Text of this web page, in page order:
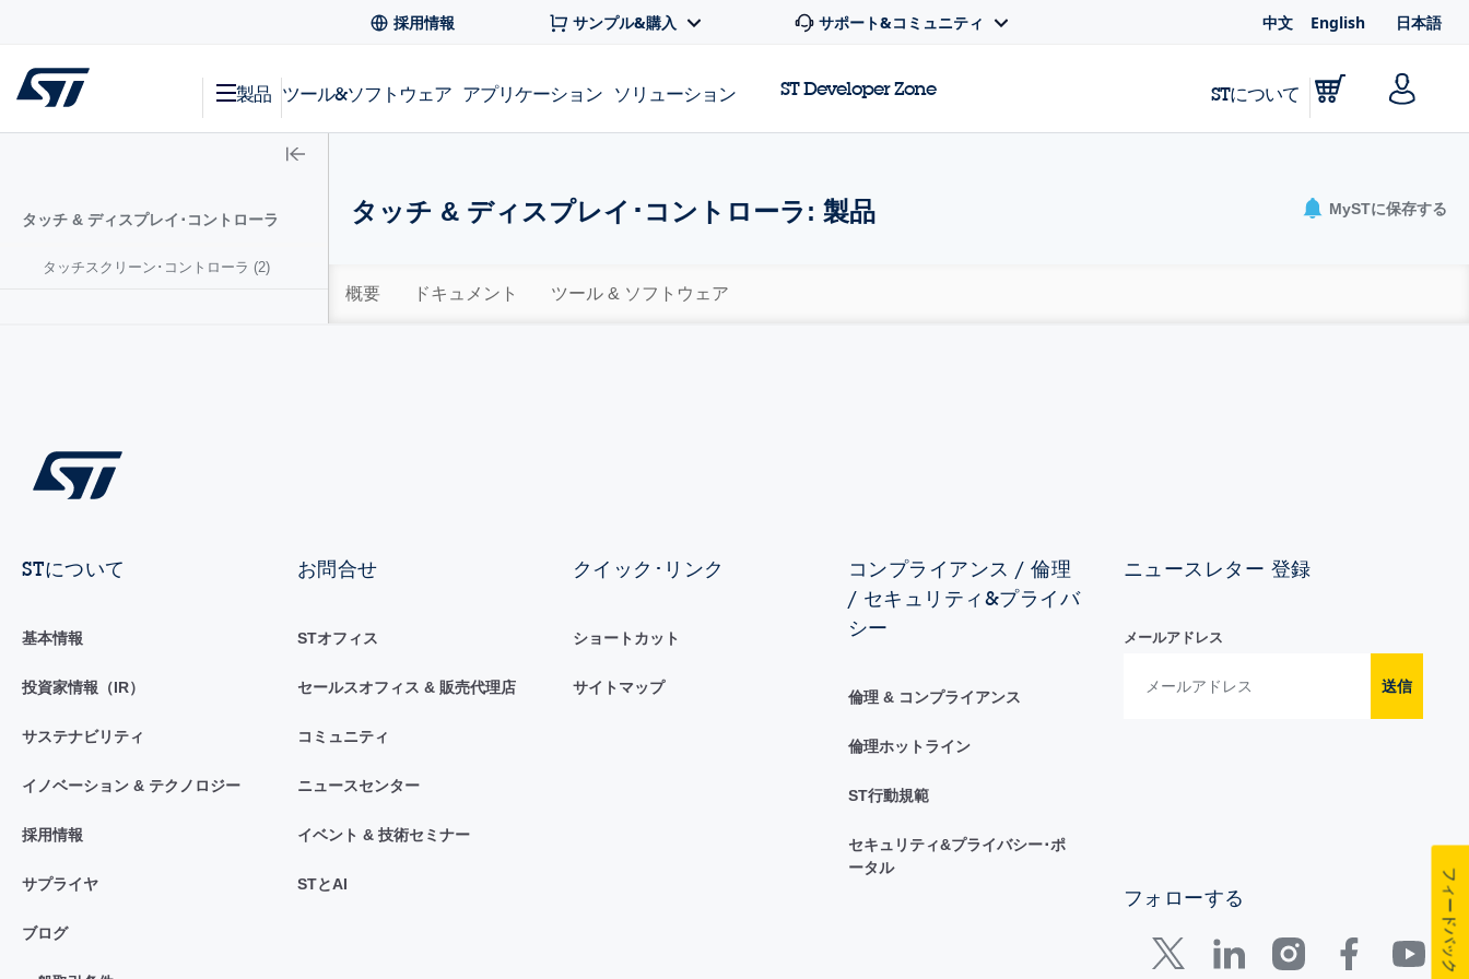
採用情報 サンプル&購入 サポート&コミュニティ 中文 English 日本語
製品 ツール&ソフトウェア アプリケーション ソリューション ST Developer Zone STについて
タッチ & ディスプレイ･コントローラ
タッチスクリーン･コントローラ (2)
タッチ & ディスプレイ･コントローラ: 製品 MySTに保存する
概要 ドキュメント ツール & ソフトウェア
STについて
基本情報
投資家情報（IR）
サステナビリティ
イノベーション & テクノロジー
採用情報
サプライヤ
ブログ
お問合せ
STオフィス
セールスオフィス & 販売代理店
コミュニティ
ニュースセンター
イベント & 技術セミナー
STとAI
クイック･リンク
ショートカット
サイトマップ
コンプライアンス / 倫理
/ セキュリティ&プライバ
シー
倫理 & コンプライアンス
倫理ホットライン
ST行動規範
セキュリティ&プライバシー･ポ
ータル
ニュースレター 登録
メールアドレス
送信
フォローする フィードバック